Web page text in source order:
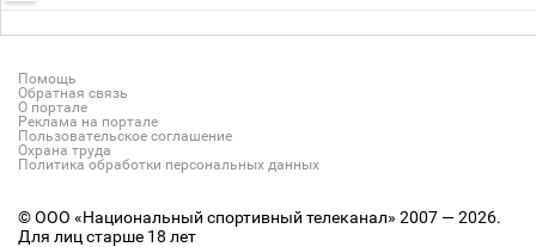
Помощь
Обратная связь
О портале
Реклама на портале
Пользовательское соглашение
Охрана труда
Политика обработки персональных данных
© ООО «Национальный спортивный телеканал» 2007 — 2026.
Для лиц старше 18 лет